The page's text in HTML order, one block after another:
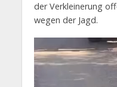
der Verkleinerung
wegen der Jagd.
Player